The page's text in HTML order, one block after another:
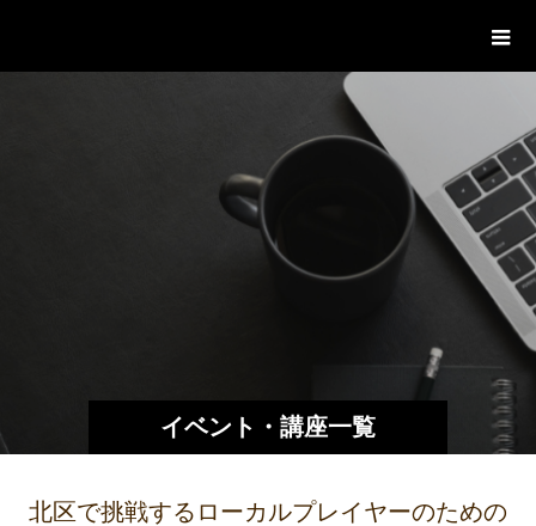
イベント・講座一覧
北区で挑戦するローカルプレイヤーのための